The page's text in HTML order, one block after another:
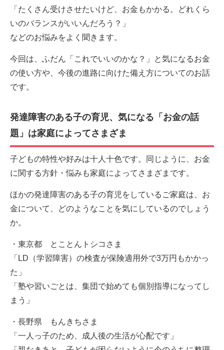
「たくさん受けさせたいけど、お金もかかる。どれくら
いのバランスがいいんだろう？」
などのお悩みをよく聞きます。
今回は、ふだん「これでいいのかな？」と気になるお金
の使い方や、今後の進路に向けた備え方についてのお話
です。
発達障害のある子の育児、気になる「お金の話
題」は家庭によってさまざま
子どもの特性や好みは十人十色です。同じように、お金
に関する方針・悩みも家庭によってさまざまです。
ほかの発達障害のある子の育児をしているご家庭は、お
金について、どのようなことを気にしているのでしょう
か。
・東京都 とことんトシコさま
「LD（学習障害）の検査が保険適用外で3万円もかかっ
た」
「塾や習いごとは、集団で始めても個別指導になってし
まう」
・長野県 もんきちさま
「一人っ子のため、成人後の生活が心配です」